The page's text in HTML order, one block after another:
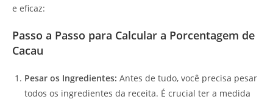
e eficaz:
Passo a Passo para Calcular a Porcentagem de
Cacau
Pesar os Ingredientes: Antes de tudo, você precisa pesar
todos os ingredientes da receita. É crucial ter a medida